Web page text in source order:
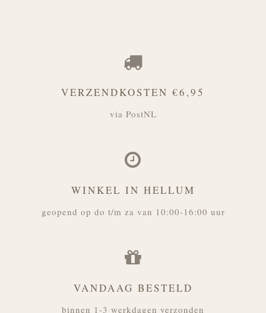
VERZENDKOSTEN €6,95
via PostNL
WINKEL IN HELLUM
geopend op do t/m za van 10:00-16:00 uur
VANDAAG BESTELD
binnen 1-3 werkdagen verzonden